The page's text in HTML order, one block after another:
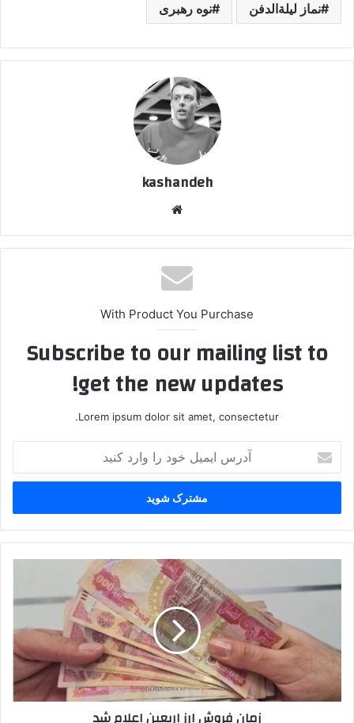
نماز لیلة‌الدفن نوه رهبری
kashandeh
With Product You Purchase
Subscribe to our mailing list to
get the new updates!
Lorem ipsum dolor sit amet, consectetur.
ایمیل
خود
وارد
کنید
فروش
شد